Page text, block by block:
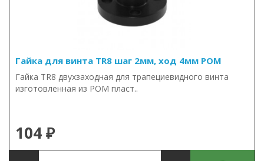
Гайка для винта TR8 шаг 2мм, ход 4мм POM
Гайка TR8 двухзаходная для трапециевидного винта
изготовленная из POM пласт..
104 ₽